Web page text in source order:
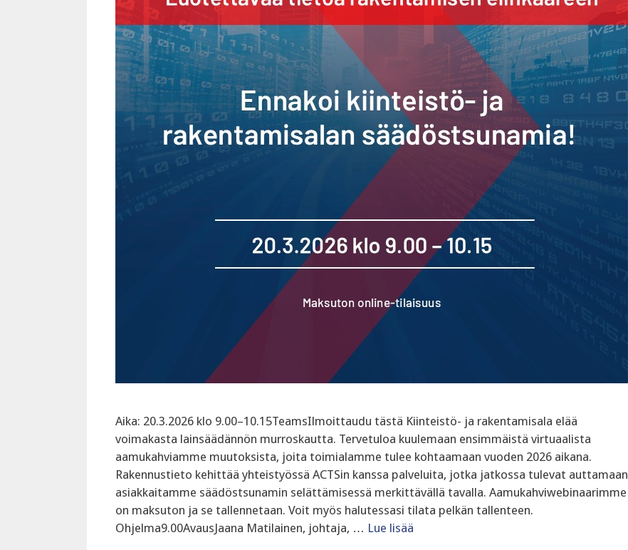
Aika: 20.3.2026 klo 9.00–10.15TeamsIlmoittaudu tästä Kiinteistö- ja rakentamisala elää
voimakasta lainsäädännön murroskautta. Tervetuloa kuulemaan ensimmäistä virtuaalista
aamukahviamme muutoksista, joita toimialamme tulee kohtaamaan vuoden 2026 aikana.
‍Rakennustieto kehittää yhteistyössä ACTSin kanssa palveluita, jotka jatkossa tulevat auttamaan
asiakkaitamme säädöstsunamin selättämisessä merkittävällä tavalla. ‍Aamukahviwebinaarimme
on maksuton ja se tallennetaan. Voit myös halutessasi tilata pelkän tallenteen.
‍Ohjelma‍9.00AvausJaana Matilainen, johtaja, … Lue lisää